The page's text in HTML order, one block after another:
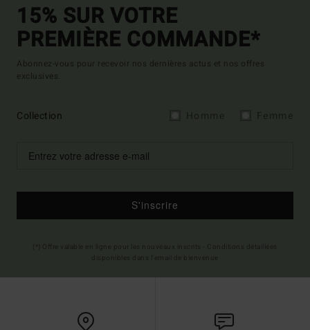
15% SUR VOTRE
PREMIÈRE COMMANDE*
Abonnez-vous pour recevoir nos dernières actus et nos offres
exclusives.
Collection
S'inscrire